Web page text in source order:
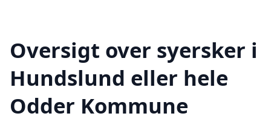
Oversigt over syersker i
Hundslund eller hele
Odder Kommune